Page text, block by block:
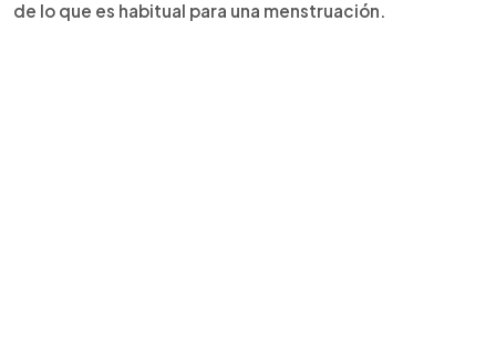
de lo que es habitual para una menstruación.